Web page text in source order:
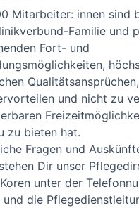
Mitarbeiter: innen sind
Familie und
Fort- und
und nicht zu
zu bieten hat.
Fragen und
Dir unser
unter der
die